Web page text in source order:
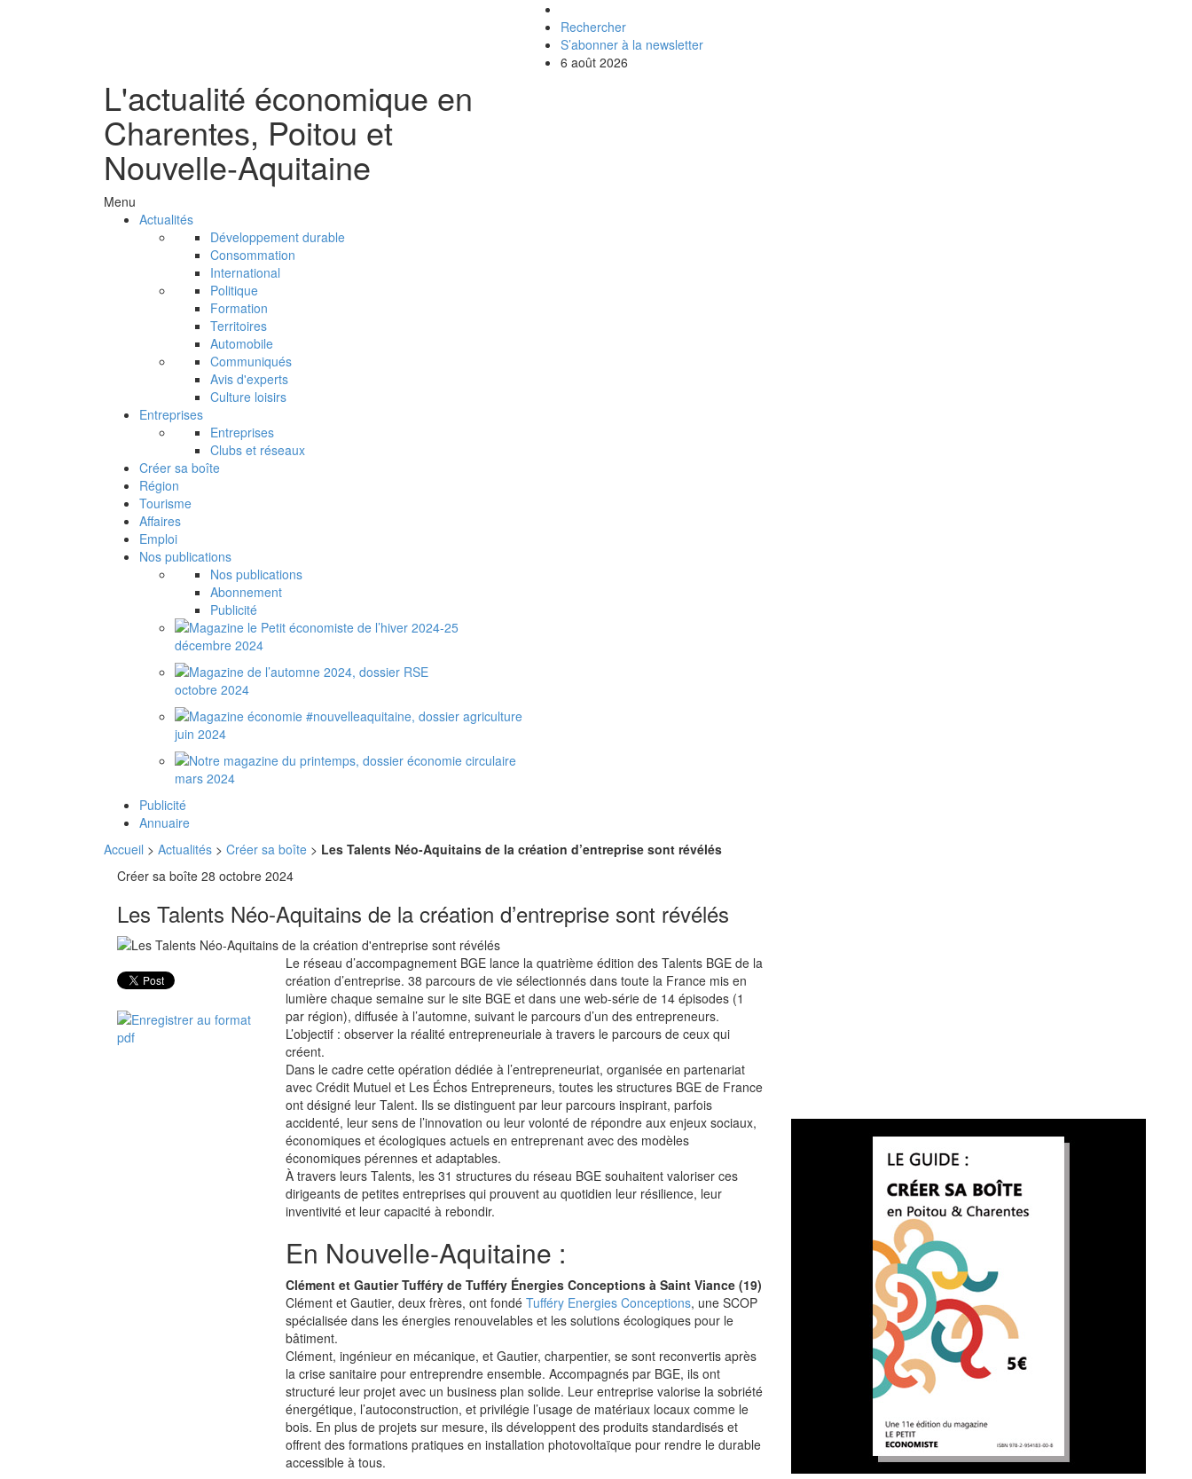
L'actualité économique en
Charentes, Poitou et
Nouvelle-Aquitaine
Rechercher
S’abonner à la newsletter
6 août 2026
Menu
Actualités
Développement durable
Consommation
International
Politique
Formation
Territoires
Automobile
Communiqués
Avis d'experts
Culture loisirs
Entreprises
Entreprises
Clubs et réseaux
Créer sa boîte
Région
Tourisme
Affaires
Emploi
Nos publications
Nos publications
Abonnement
Publicité
décembre 2024
octobre 2024
juin 2024
mars 2024
Publicité
Annuaire
Accueil > Actualités > Créer sa boîte > Les Talents Néo-Aquitains de la création d’entreprise sont révélés
Créer sa boîte 28 octobre 2024
Les Talents Néo-Aquitains de la création d’entreprise sont révélés
Le réseau d’accompagnement BGE lance la quatrième édition des Talents BGE de la
création d’entreprise. 38 parcours de vie sélectionnés dans toute la France mis en
lumière chaque semaine sur le site BGE et dans une web-série de 14 épisodes (1
par région), diffusée à l’automne, suivant le parcours d’un des entrepreneurs.
L’objectif : observer la réalité entrepreneuriale à travers le parcours de ceux qui
créent.
Dans le cadre cette opération dédiée à l’entrepreneuriat, organisée en partenariat
avec Crédit Mutuel et Les Échos Entrepreneurs, toutes les structures BGE de France
ont désigné leur Talent. Ils se distinguent par leur parcours inspirant, parfois
accidenté, leur sens de l’innovation ou leur volonté de répondre aux enjeux sociaux,
économiques et écologiques actuels en entreprenant avec des modèles
économiques pérennes et adaptables.
À travers leurs Talents, les 31 structures du réseau BGE souhaitent valoriser ces
dirigeants de petites entreprises qui prouvent au quotidien leur résilience, leur
inventivité et leur capacité à rebondir.
En Nouvelle-Aquitaine :
Clément et Gautier Tufféry de Tufféry Énergies Conceptions à Saint Viance (19)
Clément et Gautier, deux frères, ont fondé Tufféry Energies Conceptions, une SCOP
spécialisée dans les énergies renouvelables et les solutions écologiques pour le
bâtiment.
Clément, ingénieur en mécanique, et Gautier, charpentier, se sont reconvertis après
la crise sanitaire pour entreprendre ensemble. Accompagnés par BGE, ils ont
structuré leur projet avec un business plan solide. Leur entreprise valorise la sobriété
énergétique, l’autoconstruction, et privilégie l’usage de matériaux locaux comme le
bois. En plus de projets sur mesure, ils développent des produits standardisés et
offrent des formations pratiques en installation photovoltaïque pour rendre le durable
accessible à tous.